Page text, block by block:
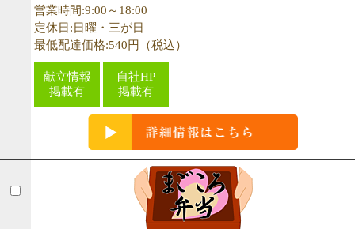
営業時間:9:00～18:00
定休日:日曜・三が日
最低配達価格:540円（税込）
献立情報
掲載有
自社HP
掲載有